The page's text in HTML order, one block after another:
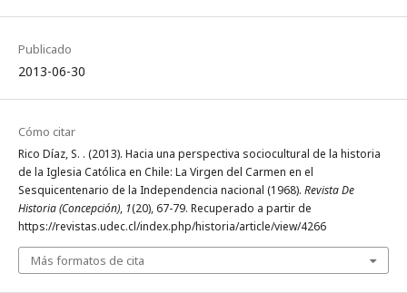
Publicado
2013-06-30
Cómo citar
Rico Díaz, S. . (2013). Hacia una perspectiva sociocultural de la historia
de la Iglesia Católica en Chile: La Virgen del Carmen en el
Sesquicentenario de la Independencia nacional (1968). Revista De
Historia (Concepción), 1(20), 67-79. Recuperado a partir de
https://revistas.udec.cl/index.php/historia/article/view/4266
Más formatos de cita